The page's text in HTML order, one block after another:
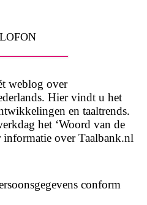
weblog over
Hier vindt u het
en taaltrends.
het ‘Woord van de
informatie over Taalbank.nl
conform